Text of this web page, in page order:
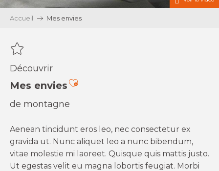
Accueil Mes envies
Découvrir
Mes enviesAjouter aux favoris
de montagne
Aenean tincidunt eros leo, nec consectetur ex
gravida ut. Nunc aliquet leo a nunc bibendum,
vitae molestie mi laoreet. Quisque quis mattis justo.
Ut egestas velit eu magna lobortis feugiat. Morbi